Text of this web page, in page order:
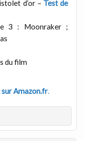
d’or – Test de
3 : Moonraker ;
du film
Amazon.fr.